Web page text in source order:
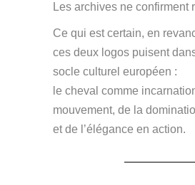
Les archives ne confirment
Ce qui est certain, en
ces deux logos puisent
socle culturel européen :
le cheval comme
mouvement, de la
et de l’élégance en action.